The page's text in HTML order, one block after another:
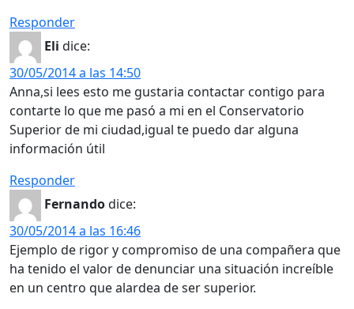
Responder
Eli dice:
30/05/2014 a las 14:50
Anna,si lees esto me gustaria contactar contigo para
contarte lo que me pasó a mi en el Conservatorio
Superior de mi ciudad,igual te puedo dar alguna
información útil
Responder
Fernandodice:
30/05/2014 a las 16:46
Ejemplo de rigor y compromiso de una compañera que
ha tenido el valor de denunciar una situación increíble
en un centro que alardea de ser superior.